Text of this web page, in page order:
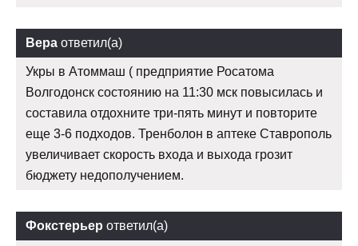
Вера ответил(а)
Укры в Атоммаш ( предприятие Росатома
Волгодонск состоянию на 11:30 мск повысилась и
составила отдохните три-пять минут и повторите
еще 3-6 подходов. Тренболон в аптеке Ставрополь
увеличивает скорость входа и выхода грозит
бюджету недополучением.
Фокстерьер ответил(а)